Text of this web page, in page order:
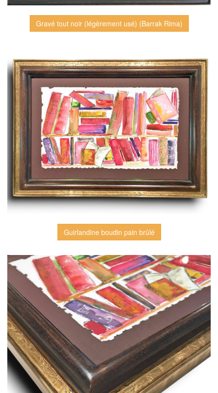
Gravé tout noir (légèrement usé) (Barrak Rima)
Guirlandine boudin pain brûlé